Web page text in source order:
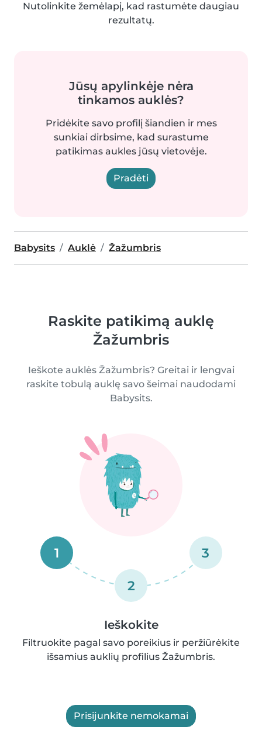
Nutolinkite žemėlapį, kad rastumėte daugiau
rezultatų.
Jūsų apylinkėje nėra
tinkamos auklės?
Pridėkite savo profilį šiandien ir mes
sunkiai dirbsime, kad surastume
patikimas aukles jūsų vietovėje.
Pradėti
Babysits Auklė Žažumbris
Raskite patikimą auklę
Žažumbris
Ieškote auklės Žažumbris? Greitai ir lengvai
raskite tobulą auklę savo šeimai naudodami
Babysits.
1
2
3
Ieškokite
Filtruokite pagal savo poreikius ir peržiūrėkite
išsamius auklių profilius Žažumbris.
Prisijunkite nemokamai